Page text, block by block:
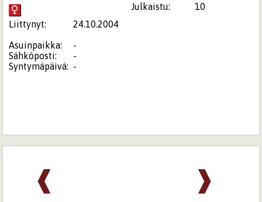
Julkaistu:
10
Liittynyt:
24.10.2004
Asuinpaikka:
-
Sähköposti:
-
Syntymäpäivä: -
❱
❰